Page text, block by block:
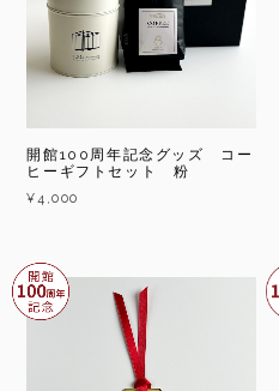
開館100周年記念グッズ コー
ヒーギフトセット 粉
¥4,000